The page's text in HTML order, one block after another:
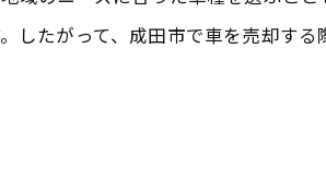
したがって、成田市で車を売却す